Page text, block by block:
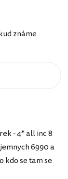
známe
- 4* all inc 8
6990 a
kdo se tam se